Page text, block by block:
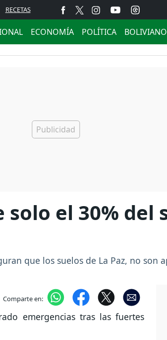
RECETAS
ECONOMÍA POLÍTICA
el 30% del
que los suelos de La Paz, no son
Comparte en: